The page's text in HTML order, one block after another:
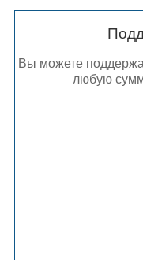
Вы можете
любую